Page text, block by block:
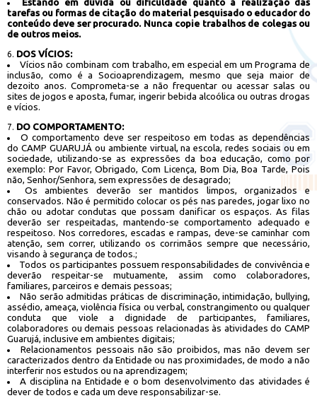
Estando em dúvida ou dificuldade quanto à realização das
tarefas ou formas de citação do material pesquisado o educador do
conteúdo deve ser procurado. Nunca copie trabalhos de colegas ou
de outros meios.
DOS VÍCIOS:
Vícios não combinam com trabalho, em especial em um Programa de
inclusão, como é a Socioaprendizagem, mesmo que seja maior de
dezoito anos. Comprometa-se a não frequentar ou acessar salas ou
sites de jogos e aposta, fumar, ingerir bebida alcoólica ou outras drogas
e vícios.
DO COMPORTAMENTO:
O comportamento deve ser respeitoso em todas as dependências
do CAMP GUARUJÁ ou ambiente virtual, na escola, redes sociais ou em
sociedade, utilizando-se as expressões da boa educação, como por
exemplo: Por Favor, Obrigado, Com Licença, Bom Dia, Boa Tarde, Pois
não, Senhor/Senhora, sem expressões de desagrado;
Os ambientes deverão ser mantidos limpos, organizados e
conservados. Não é permitido colocar os pés nas paredes, jogar lixo no
chão ou adotar condutas que possam danificar os espaços. As filas
deverão ser respeitadas, mantendo-se comportamento adequado e
respeitoso. Nos corredores, escadas e rampas, deve-se caminhar com
atenção, sem correr, utilizando os corrimãos sempre que necessário,
visando à segurança de todos.;
Todos os participantes possuem responsabilidades de convivência e
deverão respeitar-se mutuamente, assim como colaboradores,
familiares, parceiros e demais pessoas;
Não serão admitidas práticas de discriminação, intimidação, bullying,
assédio, ameaça, violência física ou verbal, constrangimento ou qualquer
conduta que viole a dignidade de participantes, familiares,
colaboradores ou demais pessoas relacionadas às atividades do CAMP
Guarujá, inclusive em ambientes digitais;
Relacionamentos pessoais não são proibidos, mas não devem ser
caracterizados dentro da Entidade ou nas proximidades, de modo a não
interferir nos estudos ou na aprendizagem;
A disciplina na Entidade e o bom desenvolvimento das atividades é
dever de todos e cada um deve responsabilizar-se.